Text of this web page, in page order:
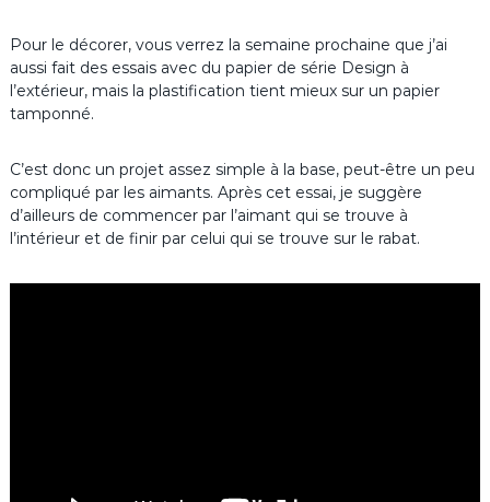
Pour le décorer, vous verrez la semaine prochaine que j’ai
aussi fait des essais avec du papier de série Design à
l’extérieur, mais la plastification tient mieux sur un papier
tamponné.
C’est donc un projet assez simple à la base, peut-être un peu
compliqué par les aimants. Après cet essai, je suggère
d’ailleurs de commencer par l’aimant qui se trouve à
l’intérieur et de finir par celui qui se trouve sur le rabat.